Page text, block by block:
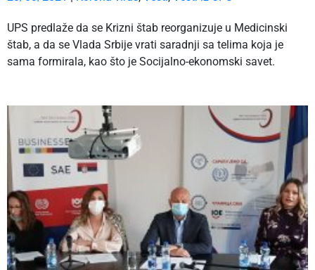
UPS predlaže da se Krizni štab reorganizuje u Medicinski
štab, a da se Vlada Srbije vrati saradnji sa telima koja je
sama formirala, kao što je Socijalno-ekonomski savet.